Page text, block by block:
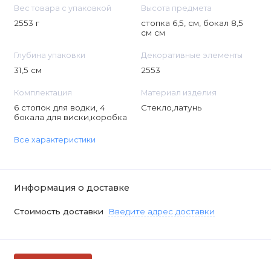
Вес товара с упаковкой
2553 г
Высота предмета
стопка 6,5, см, бокал 8,5
см см
Глубина упаковки
31,5 см
Декоративные элементы
2553
Комплектация
6 стопок для водки, 4
бокала для виски,коробка
Материал изделия
Стекло,латунь
Все характеристики
Информация о доставке
Стоимость доставки Введите адрес доставки